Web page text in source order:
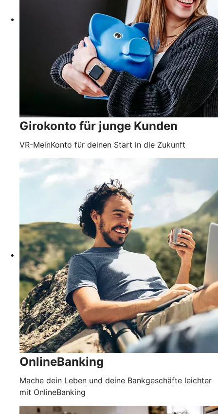
Girokonto für junge Kunden
VR-MeinKonto für deinen Start in die Zukunft
OnlineBanking
Mache dein Leben und deine Bankgeschäfte leichter
mit OnlineBanking